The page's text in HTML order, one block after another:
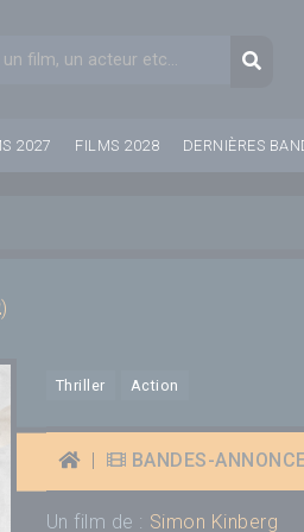
de recherche
2027 FILMS 2028 DERNIÈRES
)
Thriller Action
BANDES-
Un film de : Simon Kinberg